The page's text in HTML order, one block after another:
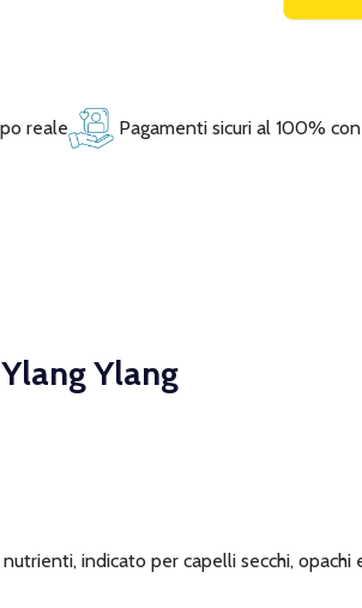
reale Pagamenti sicuri al 100%
Ylang
indicato per capelli secchi, opachi